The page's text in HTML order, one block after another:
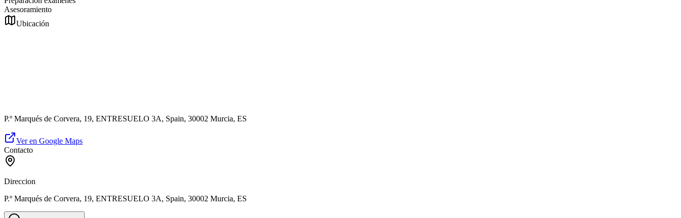
Asesoramiento
Ubicación
P.º Marqués de Corvera, 19, ENTRESUELO 3A, Spain, 30002 Murcia, ES
Ver en Google Maps
Contacto
Direccion
P.º Marqués de Corvera, 19, ENTRESUELO 3A, Spain, 30002 Murcia, ES